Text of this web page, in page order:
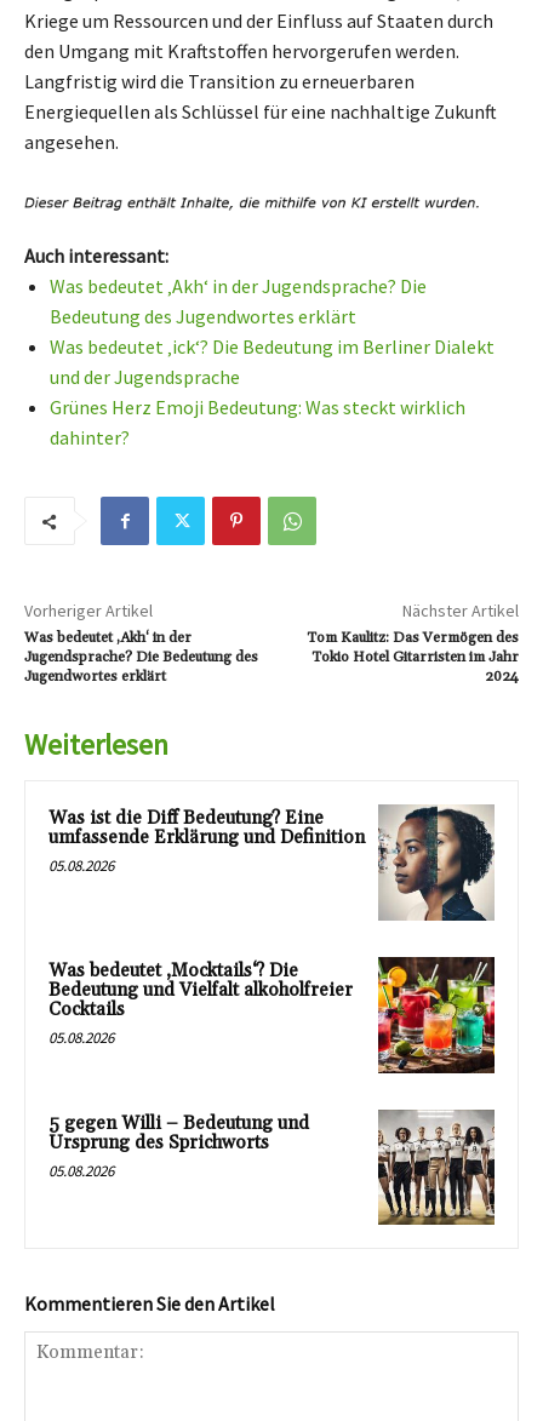
Kriege um Ressourcen und der Einfluss auf Staaten durch
den Umgang mit Kraftstoffen hervorgerufen werden.
Langfristig wird die Transition zu erneuerbaren
Energiequellen als Schlüssel für eine nachhaltige Zukunft
angesehen.
Auch interessant:
Was bedeutet ‚Akh‘ in der Jugendsprache? Die
Bedeutung des Jugendwortes erklärt
Was bedeutet ‚ick‘? Die Bedeutung im Berliner Dialekt
und der Jugendsprache
Grünes Herz Emoji Bedeutung: Was steckt wirklich
dahinter?
Vorheriger Artikel
Was bedeutet ‚Akh‘ in der
Jugendsprache? Die Bedeutung des
Jugendwortes erklärt
Nächster Artikel
Tom Kaulitz: Das Vermögen des
Tokio Hotel Gitarristen im Jahr
2024
Weiterlesen
Was ist die Diff Bedeutung? Eine
umfassende Erklärung und Definition
05.08.2026
Was bedeutet ‚Mocktails‘? Die
Bedeutung und Vielfalt alkoholfreier
Cocktails
05.08.2026
5 gegen Willi – Bedeutung und
Ursprung des Sprichworts
05.08.2026
Kommentieren Sie den Artikel